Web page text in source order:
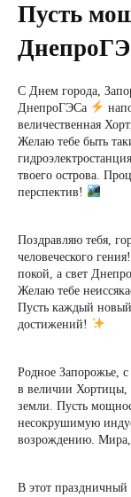
Пусть
С Днем города,
ДнепроГЭСа
величественная
Желаю тебе быть
твоего острова.
перспектив!
Поздравляю тебя,
человеческого гения!
покой, а свет
Желаю тебе
Пусть каждый
достижений!
Родное Запорожье,
в величии Хортицы,
земли. Пусть
несокрушимую
возрождению. Мира,
В этот